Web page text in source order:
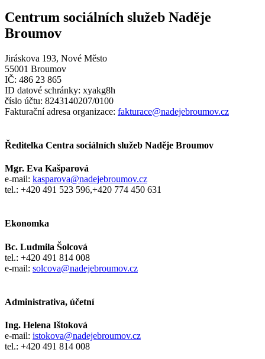
Centrum sociálních služeb Naděje
Broumov
Jiráskova 193, Nové Město
55001 Broumov
IČ: 486 23 865
ID datové schránky: xyakg8h
číslo účtu: 8243140207/0100
Fakturační adresa organizace: fakturace@nadejebroumov.cz
Ředitelka Centra sociálních služeb Naděje Broumov
Mgr. Eva Kašparová
e-mail: kasparova@nadejebroumov.cz
tel.: +420 491 523 596,+420 774 450 631
Ekonomka
Bc. Ludmila Šolcová
tel.: +420 491 814 008
e-mail: solcova@nadejebroumov.cz
Administrativa, účetní
Ing. Helena Ištoková
e-mail: istokova@nadejebroumov.cz
tel.: +420 491 814 008